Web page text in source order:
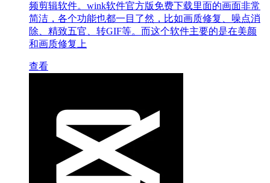
频剪辑软件。wink软件官方版免费下载里面的画面非常
简洁，各个功能也都一目了然，比如画质修复、噪点消
除、精致五官、转GIF等。而这个软件主要的是在美颜
和画质修复上
查看